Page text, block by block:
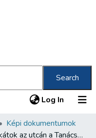
Search
Log In (current)
Képi dokumentumok
Plakátok az utcán a Tanácsköztársaság napjai alatt